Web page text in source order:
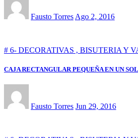
Fausto Torres Ago 2, 2016
# 6- DECORATIVAS , BISUTERIA Y
CAJA RECTANGULAR PEQUEÑA EN UN
Fausto Torres Jun 29, 2016